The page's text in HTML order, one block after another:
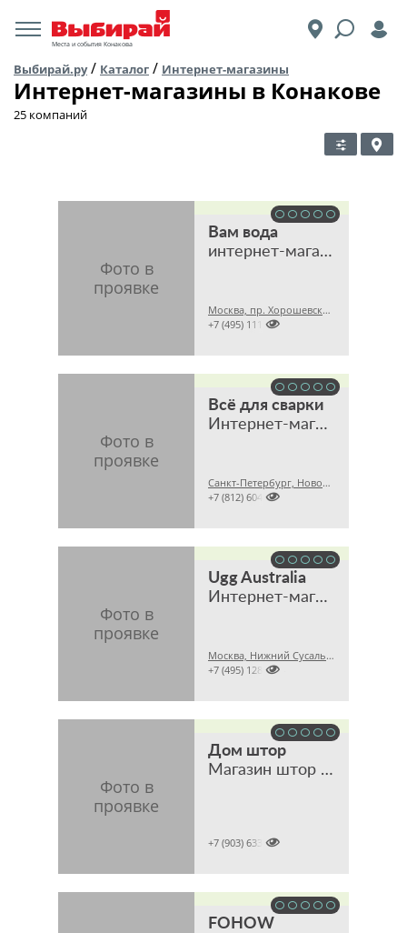
Места и события Конакова
Выбирай.ру/ Каталог / Интернет-магазины
Интернет-магазины в Конакове
25 компаний
Вам вода
интернет-магазин
Москва, пр. Хорошевский 2-й, 7 стр. 1А

+7 (495) 1115505
Всё для сварки
Интернет-магазин
Санкт-Петербург, Новочеркасский пр., 58

+7 (812) 6042743
Ugg Australia
Интернет-магазин
Москва, Нижний Сусальный пер., 5, стр. 17

+7 (495) 1283564
Дом штор
Магазин штор и тканей

+7 (903) 6337386
FOHOW